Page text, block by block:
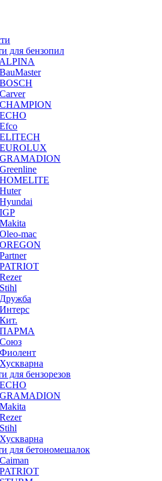
для бензопил
mac
для бензорезов
для бетономешалок